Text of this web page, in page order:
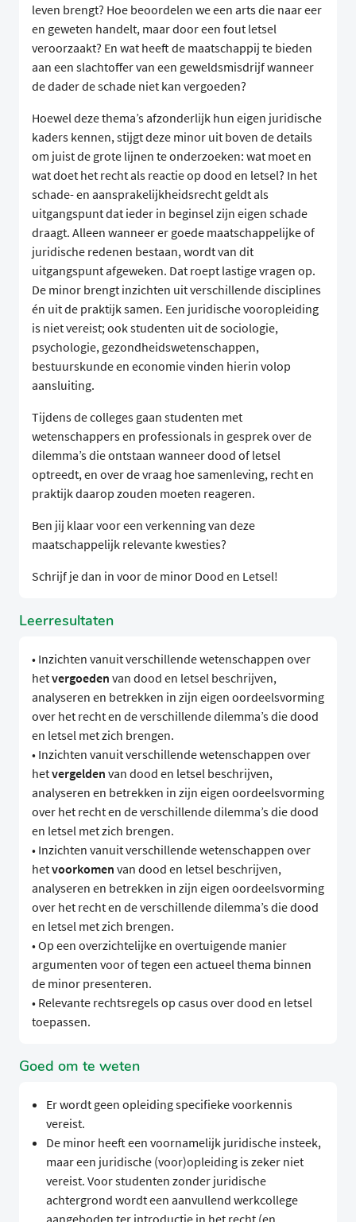
leven brengt? Hoe beoordelen we een arts die naar eer
en geweten handelt, maar door een fout letsel
veroorzaakt? En wat heeft de maatschappij te bieden
aan een slachtoffer van een geweldsmisdrijf wanneer
de dader de schade niet kan vergoeden?
Hoewel deze thema’s afzonderlijk hun eigen juridische
kaders kennen, stijgt deze minor uit boven de details
om juist de grote lijnen te onderzoeken: wat moet en
wat doet het recht als reactie op dood en letsel? In het
schade- en aansprakelijkheidsrecht geldt als
uitgangspunt dat ieder in beginsel zijn eigen schade
draagt. Alleen wanneer er goede maatschappelijke of
juridische redenen bestaan, wordt van dit
uitgangspunt afgeweken. Dat roept lastige vragen op.
De minor brengt inzichten uit verschillende disciplines
én uit de praktijk samen. Een juridische vooropleiding
is niet vereist; ook studenten uit de sociologie,
psychologie, gezondheidswetenschappen,
bestuurskunde en economie vinden hierin volop
aansluiting.
Tijdens de colleges gaan studenten met
wetenschappers en professionals in gesprek over de
dilemma’s die ontstaan wanneer dood of letsel
optreedt, en over de vraag hoe samenleving, recht en
praktijk daarop zouden moeten reageren.
Ben jij klaar voor een verkenning van deze
maatschappelijk relevante kwesties?
Schrijf je dan in voor de minor Dood en Letsel!
Leerresultaten
• Inzichten vanuit verschillende wetenschappen over
hetvergoeden van dood en letsel beschrijven,
analyseren en betrekken in zijn eigen oordeelsvorming
over het recht en de verschillende dilemma’s die dood
en letsel met zich brengen.
• Inzichten vanuit verschillende wetenschappen over
hetvergelden van dood en letsel beschrijven,
analyseren en betrekken in zijn eigen oordeelsvorming
over het recht en de verschillende dilemma’s die dood
en letsel met zich brengen.
• Inzichten vanuit verschillende wetenschappen over
hetvoorkomen van dood en letsel beschrijven,
analyseren en betrekken in zijn eigen oordeelsvorming
over het recht en de verschillende dilemma’s die dood
en letsel met zich brengen.
• Op een overzichtelijke en overtuigende manier
argumenten voor of tegen een actueel thema binnen
de minor presenteren.
• Relevante rechtsregels op casus over dood en letsel
toepassen.
Goed om te weten
Er wordt geen opleiding specifieke voorkennis
vereist.
De minor heeft een voornamelijk juridische insteek,
maar een juridische (voor)opleiding is zeker niet
vereist. Voor studenten zonder juridische
achtergrond wordt een aanvullend werkcollege